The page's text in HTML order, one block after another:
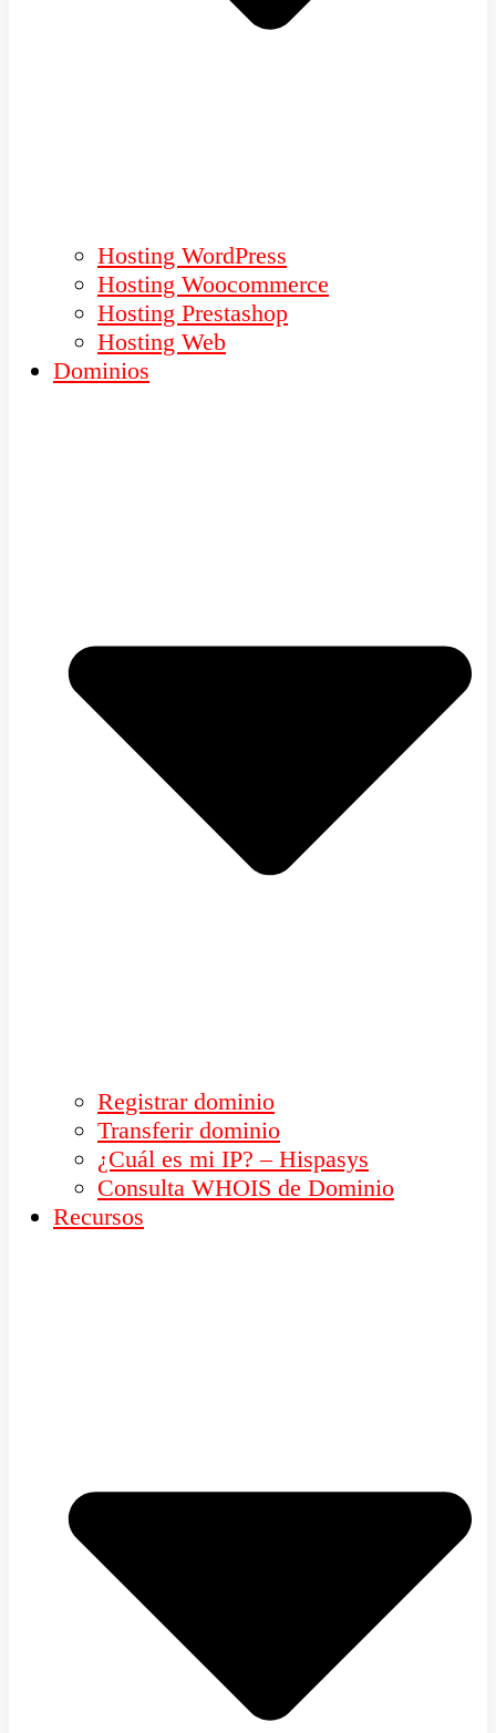
Hosting WordPress
Hosting Woocommerce
Hosting Prestashop
Hosting Web
Dominios
Registrar dominio
Transferir dominio
¿Cuál es mi IP? – Hispasys
Consulta WHOIS de Dominio
Recursos